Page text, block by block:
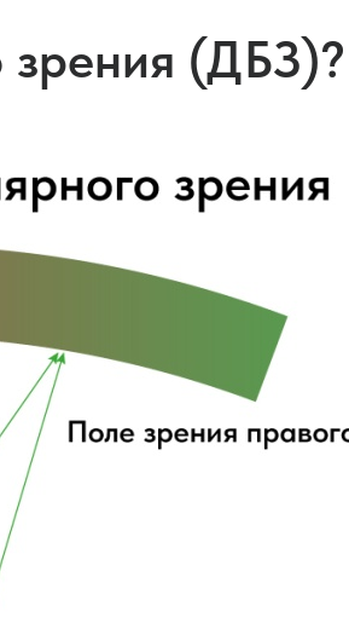
зрения (ДБЗ)?